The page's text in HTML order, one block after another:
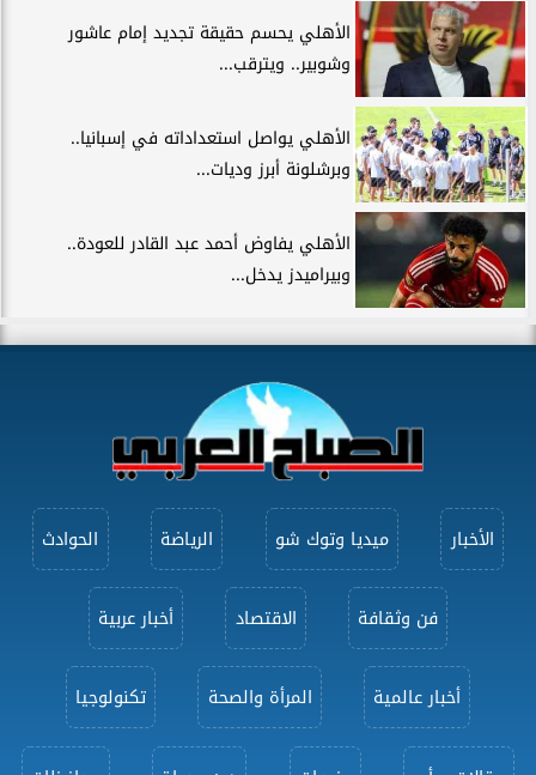
الأهلي يحسم حقيقة تجديد إمام عاشور
وشوبير.. ويترقب...
الأهلي يواصل استعداداته في إسبانيا..
وبرشلونة أبرز وديات...
الأهلي يفاوض أحمد عبد القادر للعودة..
وبيراميدز يدخل...
الأخبار ميديا وتوك شو الرياضة الحوادث
فن وثقافة الاقتصاد أخبار عربية
أخبار عالمية المرأة والصحة تكنولوجيا